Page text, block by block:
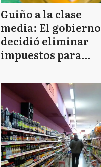
Guiño a la clase
media: El gobierno
decidió eliminar
impuestos para
exterior